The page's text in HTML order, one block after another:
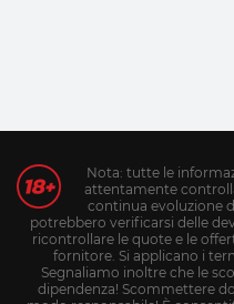
Nota: tutte le
attentamente
continua evoluzione
potrebbero verificarsi delle
ricontrollare le quote e le
fornitore. Si applicano i
Segnaliamo inoltre che le
dipendenza! Scommettere